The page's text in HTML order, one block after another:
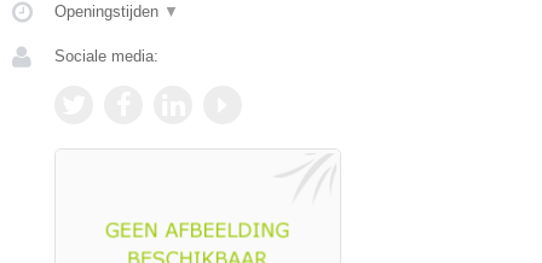
Openingstijden ▼
Sociale media: